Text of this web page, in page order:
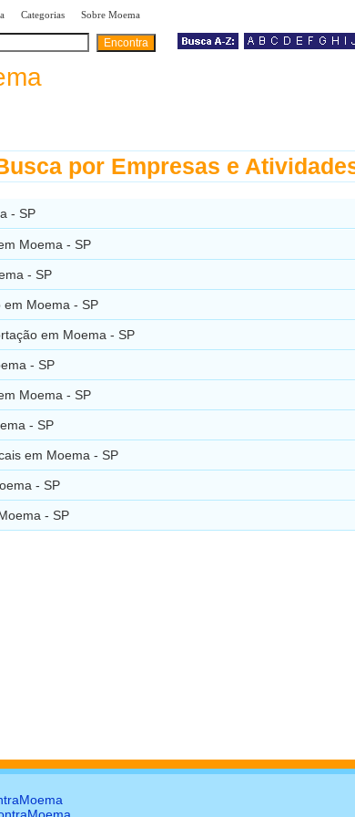
Categorias Sobre Moema
por Empresas e
- SP
Moema - SP
- SP
em Moema - SP
em Moema - SP
- SP
Moema - SP
- SP
em Moema - SP
- SP
- SP